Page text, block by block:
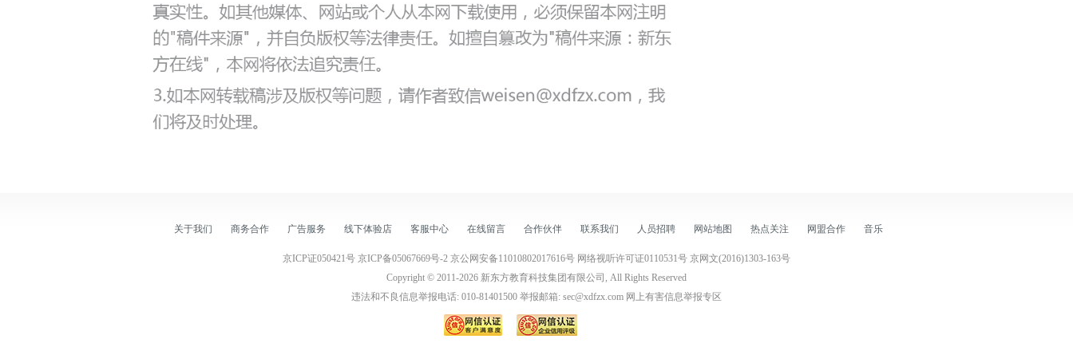
关于我们 商务合作 广告服务 线下体验店 客服中心 在线留言 合作伙伴 联系我们 人员招聘 网站地图 热点关注 网盟合作 音乐
京ICP证050421号 京ICP备05067669号-2 京公网安备11010802017616号 网络视听许可证0110531号 京网文(2016)1303-163号
Copyright © 2011-2026 新东方教育科技集团有限公司, All Rights Reserved
违法和不良信息举报电话: 010-81401500 举报邮箱: sec@xdfzx.com 网上有害信息举报专区